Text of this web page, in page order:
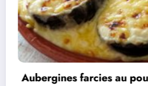
Rouleaux d’aubergines